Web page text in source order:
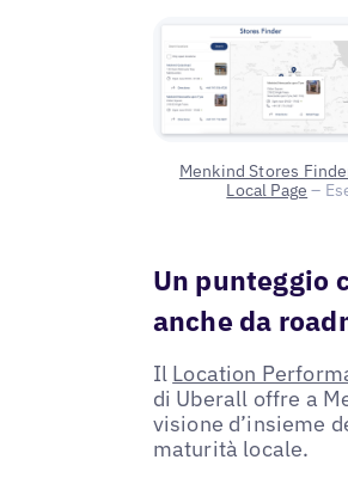
Menkind Stores
Local Page –
Un punteggio
anche da
Il Location
di Uberall offre a
visione d’insieme
maturità locale.